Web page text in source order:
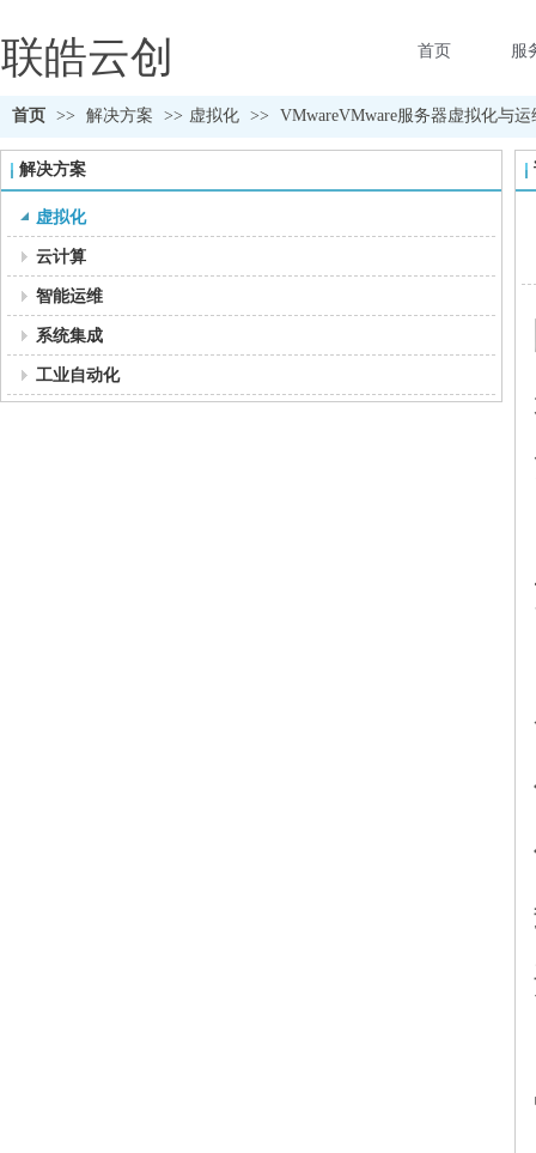
联皓云创 首页 服
首页 >> 解决方案 >> 虚拟化 >> VMwareVMware服务器虚拟化与
解决方案
虚拟化
云计算
智能运维
系统集成
工业自动化